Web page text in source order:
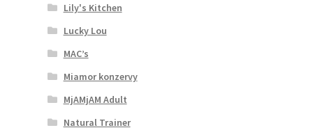
Lily's Kitchen
Lucky Lou
MAC’s
Miamor konzervy
MjAMjAM Adult
Natural Trainer